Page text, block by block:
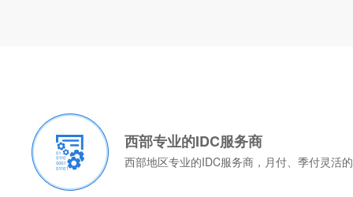
西部专业的IDC服务商
西部地区专业的IDC服务商，月付、季付灵活